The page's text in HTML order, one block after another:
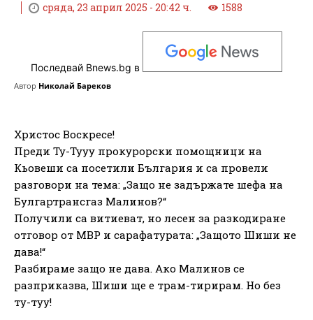
сряда, 23 април 2025 - 20:42 ч. 1588
Последвай Bnews.bg в
Автор Николай Бареков
Христос Воскресе!
Преди Ту-Тууу прокурорски помощници на
Кьовеши са посетили България и са провели
разговори на тема: „Защо не задържате шефа на
Булгартрансгаз Малинов?“
Получили са витиеват, но лесен за разкодиране
отговор от МВР и сарафатурата: „Защото Шиши не
дава!“
Разбираме защо не дава. Ако Малинов се
разприказва, Шиши ще е трам-тирирам. Но без
ту-туу!